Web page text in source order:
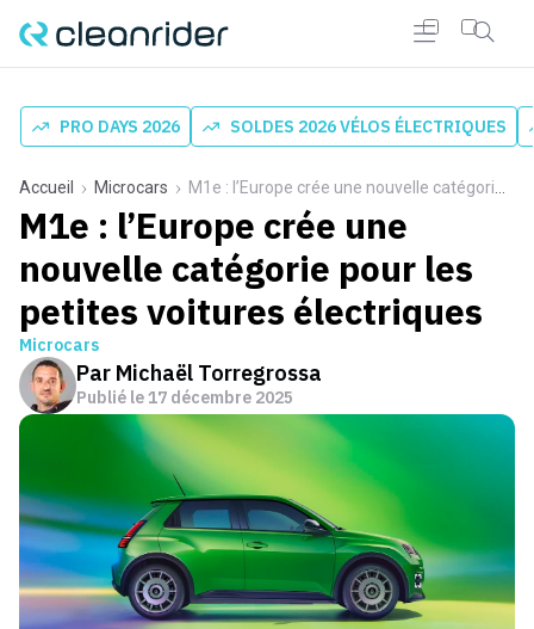
PRO DAYS 2026 SOLDES 2026 VÉLOS ÉLECTRIQUES
Accueil Microcars M1e : l’Europe crée une nouvelle catégorie pour les petites voitures électriques
M1e : l’Europe crée une
nouvelle catégorie pour les
petites voitures électriques
Microcars
Par Michaël Torregrossa
Publié le17 décembre 2025